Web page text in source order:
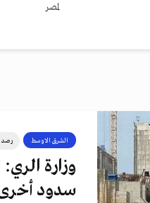
لمصر
الشرق الاوسط رصد
وزارة
سدود أخرى